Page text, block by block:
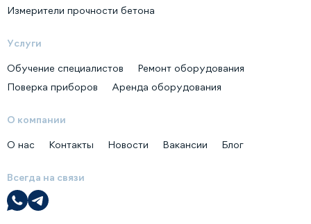
Измерители прочности бетона
Услуги
Обучение специалистов
Ремонт оборудования
Поверка приборов
Аренда оборудования
О компании
О нас Контакты Новости Вакансии Блог
Всегда на связи